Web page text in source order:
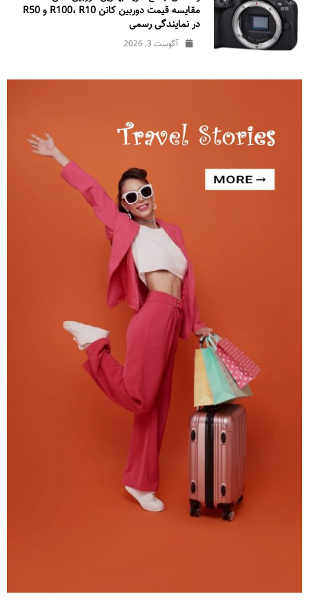
مقایسه قیمت دوربین کانن R100، R10 و R50
در نمایندگی رسمی
آگوست 3, 2026